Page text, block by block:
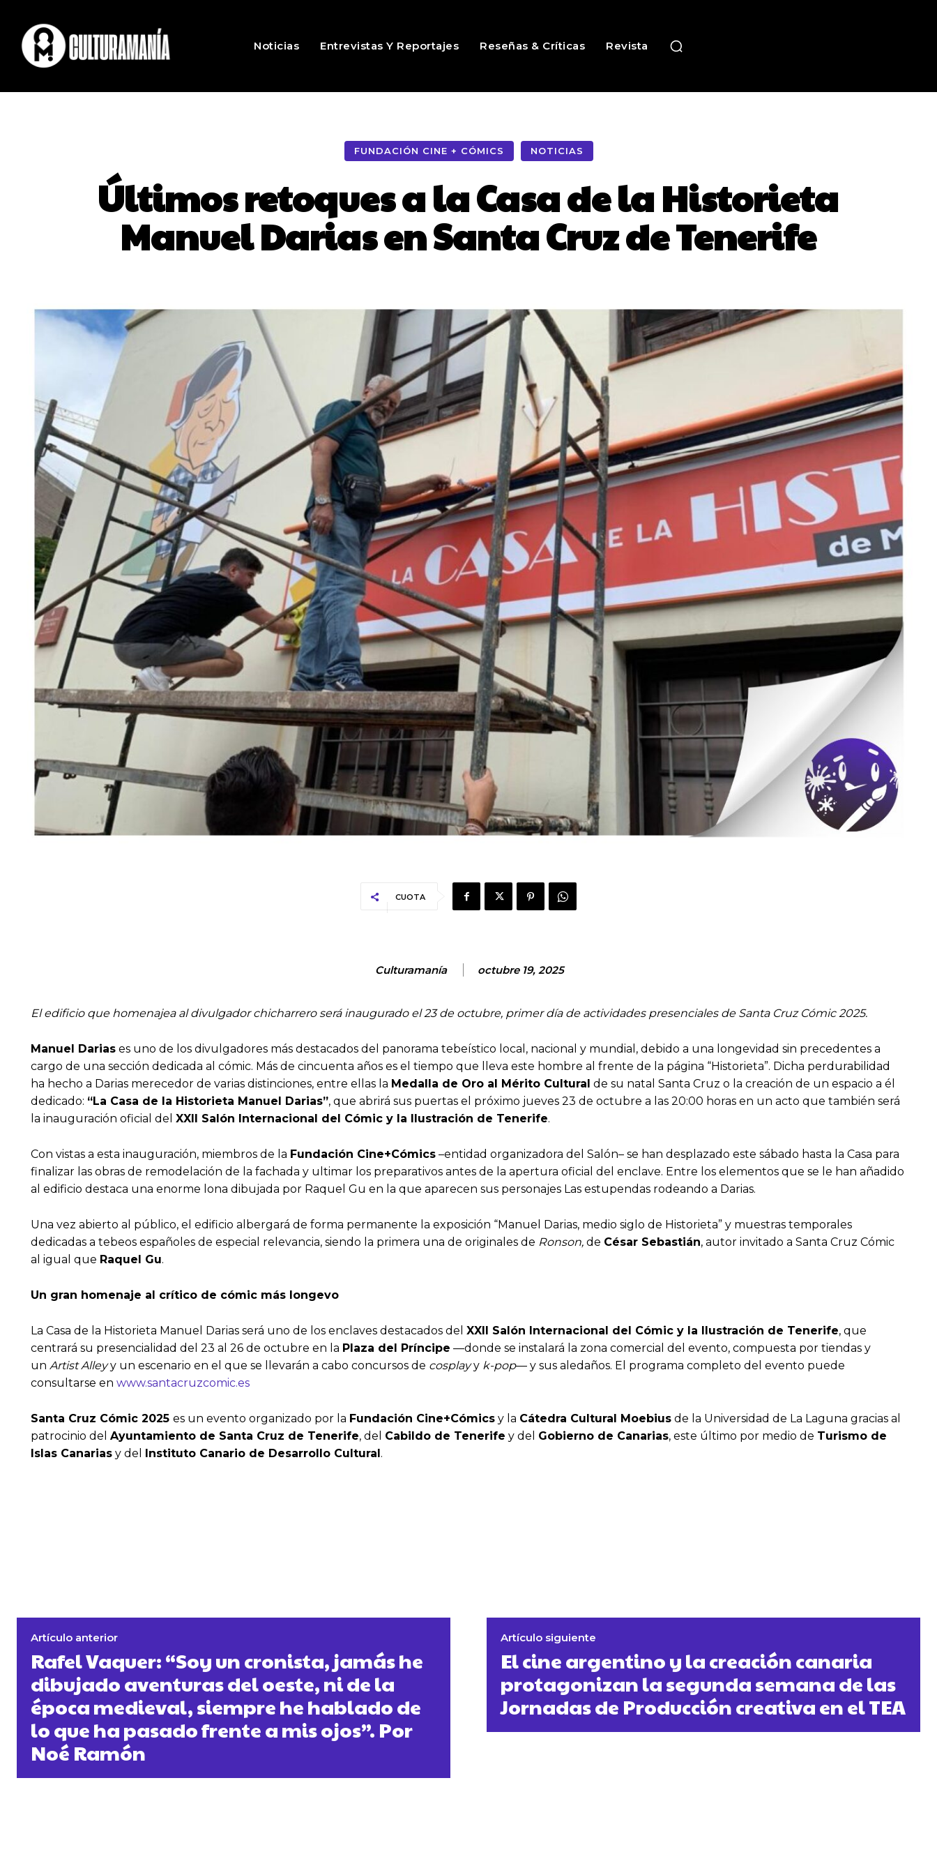
Noticias Entrevistas Y Reportajes Reseñas & Críticas Revista
FUNDACIÓN CINE + CÓMICS NOTICIAS
Últimos retoques a la Casa de la Historieta
Manuel Darias en Santa Cruz de Tenerife
CUOTA
Culturamanía octubre 19, 2025
El edificio que homenajea al divulgador chicharrero será inaugurado el 23 de octubre, primer día de actividades presenciales de Santa Cruz Cómic 2025.
Manuel Darias es uno de los divulgadores más destacados del panorama tebeístico local, nacional y mundial, debido a una longevidad sin precedentes a
cargo de una sección dedicada al cómic. Más de cincuenta años es el tiempo que lleva este hombre al frente de la página “Historieta”. Dicha perdurabilidad
ha hecho a Darias merecedor de varias distinciones, entre ellas la Medalla de Oro al Mérito Cultural de su natal Santa Cruz o la creación de un espacio a él
dedicado: “La Casa de la Historieta Manuel Darias”, que abrirá sus puertas el próximo jueves 23 de octubre a las 20:00 horas en un acto que también será
la inauguración oficial del XXII Salón Internacional del Cómic y la Ilustración de Tenerife.
Con vistas a esta inauguración, miembros de la Fundación Cine+Cómics –entidad organizadora del Salón– se han desplazado este sábado hasta la Casa para
finalizar las obras de remodelación de la fachada y ultimar los preparativos antes de la apertura oficial del enclave. Entre los elementos que se le han añadido
al edificio destaca una enorme lona dibujada por Raquel Gu en la que aparecen sus personajes Las estupendas rodeando a Darias.
Una vez abierto al público, el edificio albergará de forma permanente la exposición “Manuel Darias, medio siglo de Historieta” y muestras temporales
dedicadas a tebeos españoles de especial relevancia, siendo la primera una de originales de Ronson, de César Sebastián, autor invitado a Santa Cruz Cómic
al igual que Raquel Gu.
Un gran homenaje al crítico de cómic más longevo
La Casa de la Historieta Manuel Darias será uno de los enclaves destacados del XXII Salón Internacional del Cómic y la Ilustración de Tenerife, que
centrará su presencialidad del 23 al 26 de octubre en la Plaza del Príncipe —donde se instalará la zona comercial del evento, compuesta por tiendas y
un Artist Alleyy un escenario en el que se llevarán a cabo concursos de cosplayy k-pop— y sus aledaños. El programa completo del evento puede
consultarse en www.santacruzcomic.es
Santa Cruz Cómic 2025 es un evento organizado por la Fundación Cine+Cómics y la Cátedra Cultural Moebius de la Universidad de La Laguna gracias al
patrocinio del Ayuntamiento de Santa Cruz de Tenerife, del Cabildo de Tenerife y del Gobierno de Canarias, este último por medio de Turismo de
Islas Canarias y del Instituto Canario de Desarrollo Cultural.
Artículo anterior
Rafel Vaquer: “Soy un cronista, jamás he
dibujado aventuras del oeste, ni de la
época medieval, siempre he hablado de
lo que ha pasado frente a mis ojos”. Por
Noé Ramón
Artículo siguiente
El cine argentino y la creación canaria
protagonizan la segunda semana de las
Jornadas de Producción creativa en el TEA